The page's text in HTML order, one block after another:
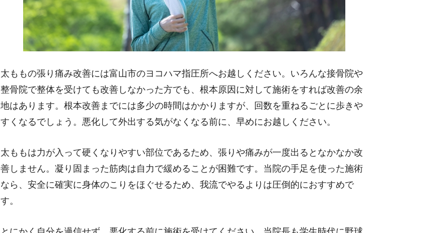
太ももの張り痛み改善には富山市のヨコハマ指圧所へお越しください。いろんな接骨院や
整骨院で整体を受けても改善しなかった方でも、根本原因に対して施術をすれば改善の余
地はあります。根本改善までには多少の時間はかかりますが、回数を重ねるごとに歩きや
すくなるでしょう。悪化して外出する気がなくなる前に、早めにお越しください。
太ももは力が入って硬くなりやすい部位であるため、張りや痛みが一度出るとなかなか改
善しません。凝り固まった筋肉は自力で緩めることが困難です。当院の手足を使った施術
なら、安全に確実に身体のこりをほぐせるため、我流でやるよりは圧倒的におすすめで
す。